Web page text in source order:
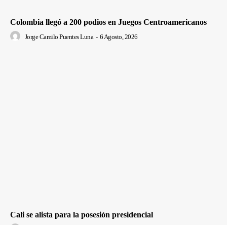
Colombia llegó a 200 podios en Juegos Centroamericanos
Jorge Camilo Puentes Luna - 6 Agosto, 2026
Cali se alista para la posesión presidencial